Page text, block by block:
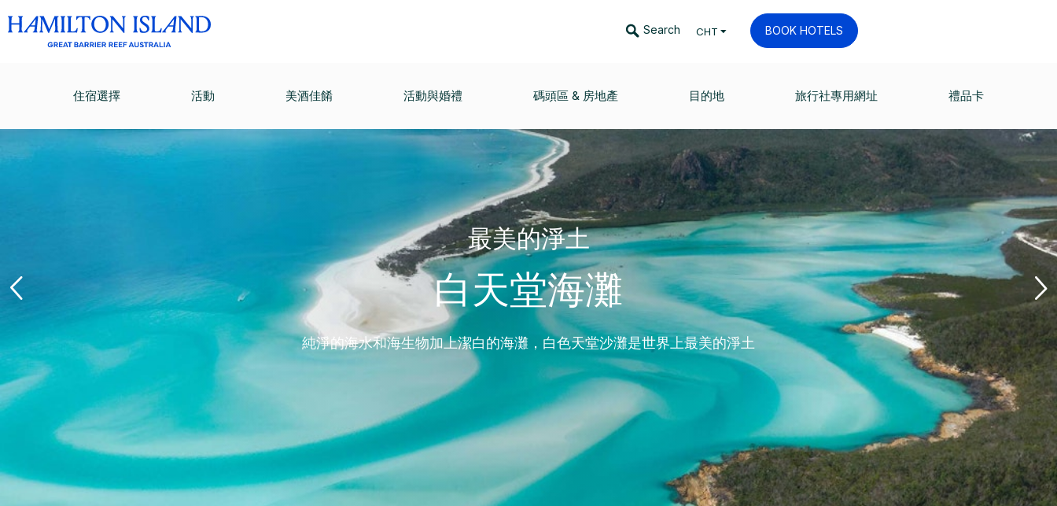
Search CHT BOOK HOTELS
住宿選擇 活動 美酒佳餚 活動與婚禮 碼頭區 & 房地產 目的地 旅行社專用網址 禮品卡
最美的淨土
白天堂海灘
純淨的海水和海生物加上潔白的海灘，白色天堂沙灘是世界上最美的淨土